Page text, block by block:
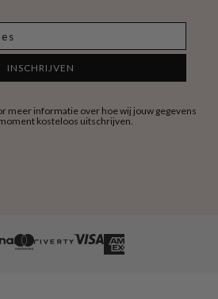
INSCHRIJVEN
meer informatie over hoe wij jouw gegevens
kosteloos uitschrijven.